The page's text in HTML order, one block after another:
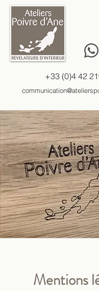
+33 (0)4 42
Mentions